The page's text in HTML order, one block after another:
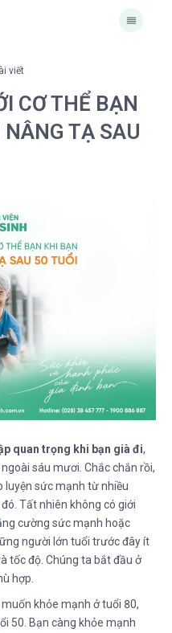
viết
CƠ THỂ BẠN
TẠ SAU
quan trọng khi bạn già đi,
sáu mươi. Chắc chắn rồi,
luyện sức mạnh từ nhiều
Tất nhiên không có giới
cường sức mạnh hoặc
người lớn tuổi trước đây ít
tốc độ. Chúng ta bắt đầu ở
hợp.
khỏe mạnh ở tuổi 80,
50. Bạn càng khỏe mạnh